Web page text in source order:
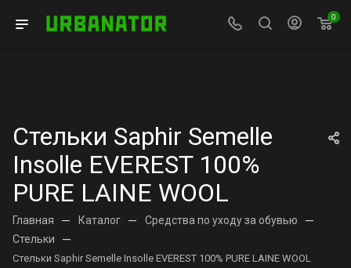
0
Стельки Saphir Semelle
Insolle EVEREST 100%
PURE LAINE WOOL
Главная — Каталог — Средства по уходу за обувью —
Стельки —
Стельки Saphir Semelle Insolle EVEREST 100% PURE LAINE WOOL